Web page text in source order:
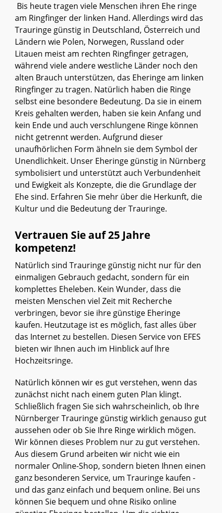
Bis heute tragen viele Menschen ihren Ehe ringe
am Ringfinger der linken Hand. Allerdings wird das
Trauringe günstig in Deutschland, Österreich und
Ländern wie Polen, Norwegen, Russland oder
Litauen meist am rechten Ringfinger getragen,
während viele andere westliche Länder noch den
alten Brauch unterstützen, das Eheringe am linken
Ringfinger zu tragen. Natürlich haben die Ringe
selbst eine besondere Bedeutung. Da sie in einem
Kreis gehalten werden, haben sie kein Anfang und
kein Ende und auch verschlungene Ringe können
nicht getrennt werden. Aufgrund dieser
unaufhörlichen Form ähneln sie dem Symbol der
Unendlichkeit. Unser Eheringe günstig in Nürnberg
symbolisiert und unterstützt auch Verbundenheit
und Ewigkeit als Konzepte, die die Grundlage der
Ehe sind. Erfahren Sie mehr über die Herkunft, die
Kultur und die Bedeutung der Trauringe.
Vertrauen Sie auf 25 Jahre
kompetenz!
Natürlich sind Trauringe günstig nicht nur für den
einmaligen Gebrauch gedacht, sondern für ein
komplettes Eheleben. Kein Wunder, dass die
meisten Menschen viel Zeit mit Recherche
verbringen, bevor sie ihre günstige Eheringe
kaufen. Heutzutage ist es möglich, fast alles über
das Internet zu bestellen. Diesen Service von EFES
bieten wir Ihnen auch im Hinblick auf Ihre
Hochzeitsringe.
Natürlich können wir es gut verstehen, wenn das
zunächst nicht nach einem guten Plan klingt.
Schließlich fragen Sie sich wahrscheinlich, ob Ihre
Nürnberger Trauringe günstig wirklich genauso gut
aussehen oder ob Sie Ihre Ringe wirklich mögen.
Wir können dieses Problem nur zu gut verstehen.
Aus diesem Grund arbeiten wir nicht wie ein
normaler Online-Shop, sondern bieten Ihnen einen
ganz besonderen Service, um Trauringe kaufen -
und das ganz einfach und bequem online. Bei uns
können Sie bequem und ohne Risiko online